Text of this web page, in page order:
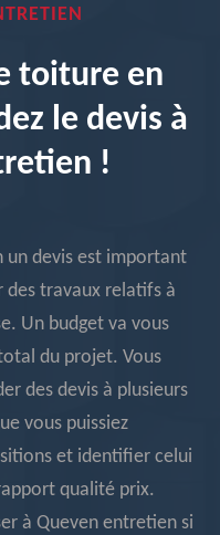
toiture en
le devis à
!
un devis est important
des travaux relatifs à
Un budget va vous
du projet. Vous
des devis à plusieurs
vous puissiez
et identifier celui
qualité prix.
à Queven entretien si